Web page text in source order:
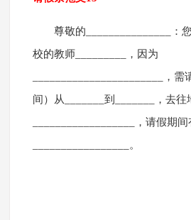
尊敬的_______________：
校的教师_________，因为
_______________________，
间）从_______到_______，去往
__________________，请假期
_________________。